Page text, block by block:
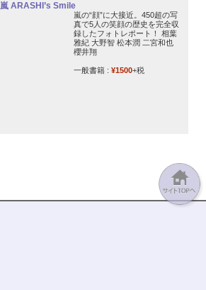
嵐 ARASHI’s Smile
嵐の“顔”に大接近。450超の写
真で5人の笑顔の歴史を完全収
録したフォトレポート！ 相葉
雅紀 大野智 松本潤 二宮和也
櫻井翔
一般書籍 : ¥1500+税